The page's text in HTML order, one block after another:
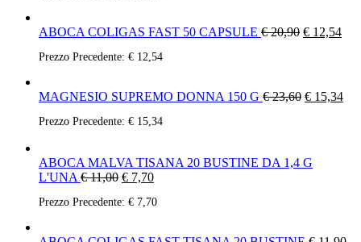
ABOCA COLIGAS FAST 50 CAPSULE €20,90 € 12,54
Prezzo Precedente: € 12,54
MAGNESIO SUPREMO DONNA 150 G €23,60 € 15,34
Prezzo Precedente: € 15,34
ABOCA MALVA TISANA 20 BUSTINE DA 1,4 G
L'UNA €11,00 € 7,70
Prezzo Precedente: € 7,70